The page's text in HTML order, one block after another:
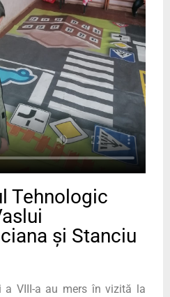
Tehnologic
și Stanciu
a VIII-a au mers în vizită la